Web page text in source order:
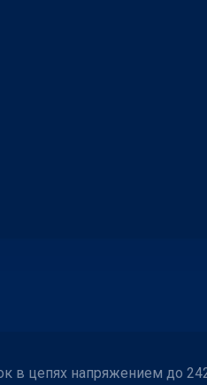
в цепях напряжением до